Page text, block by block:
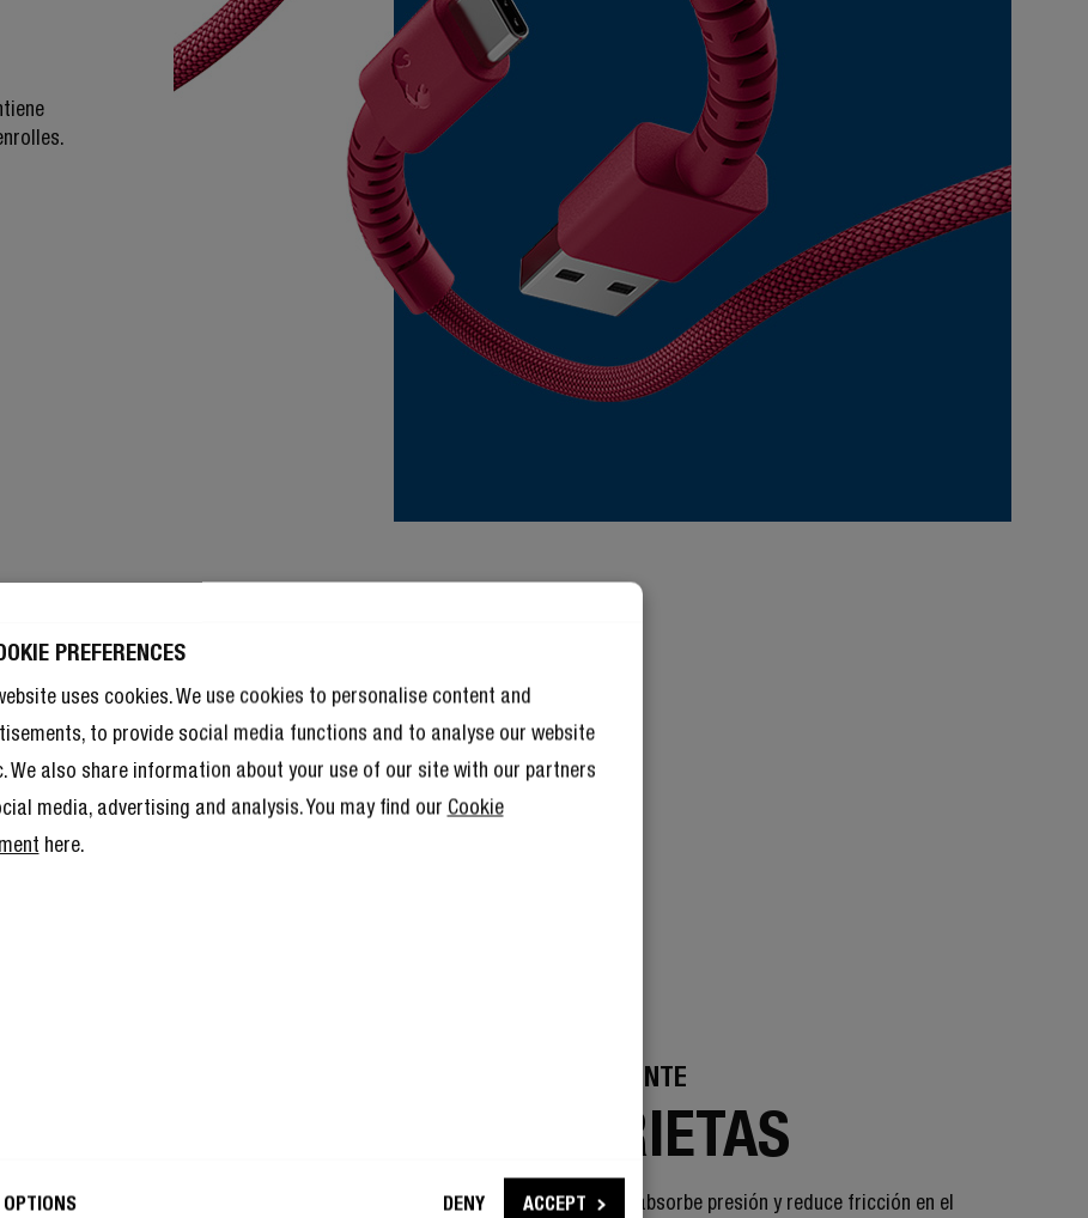
PREFERENCES
uses cookies. We use cookies to personalise content and
to provide social media functions and to analyse our website
We also share information about your use of our site with our partners
media, advertising and analysis. You may find our Cookie
here.
OPTIONS DENY ACCEPT
SÚPER RESISTENTE
SIN GRIETAS
La tensión de 360° absorbe presión y reduce fricción en el